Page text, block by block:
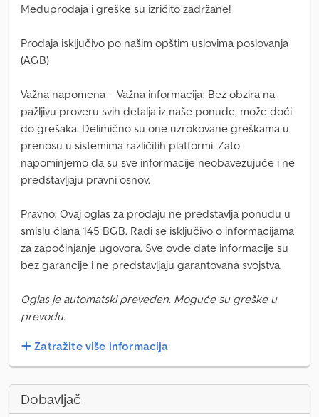
Međuprodaja i greške su izričito zadržane!
Prodaja isključivo po našim opštim uslovima poslovanja
(AGB)
Važna napomena – Važna informacija: Bez obzira na
pažljivu proveru svih detalja iz naše ponude, može doći
do grešaka. Delimično su one uzrokovane greškama u
prenosu u sistemima različitih platformi. Zato
napominjemo da su sve informacije neobavezujuće i ne
predstavljaju pravni osnov.
Pravno: Ovaj oglas za prodaju ne predstavlja ponudu u
smislu člana 145 BGB. Radi se isključivo o informacijama
za započinjanje ugovora. Sve ovde date informacije su
bez garancije i ne predstavljaju garantovana svojstva.
Oglas je automatski preveden. Moguće su greške u
prevodu.
Zatražite više informacija
Dobavljač